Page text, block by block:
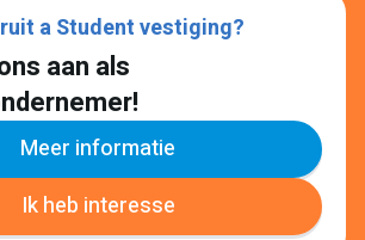
a Student vestiging?
aan als
Meer informatie
Ik heb interesse